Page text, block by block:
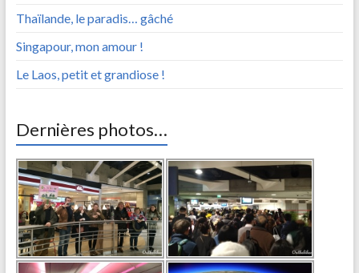
Thaïlande, le paradis… gâché
Singapour, mon amour !
Le Laos, petit et grandiose !
Dernières photos…